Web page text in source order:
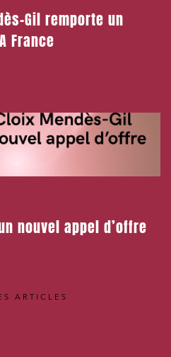
Gil remporte un
France
nouvel appel d’offre
ARTICLES